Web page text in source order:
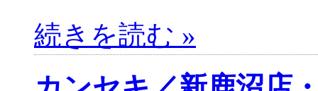
続きを読む »